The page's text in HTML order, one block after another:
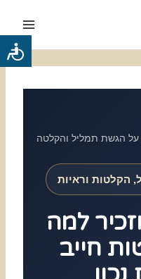
על הגשת תמליל והקלטה
הקלטות וראיות
למה
חייב
נגישות